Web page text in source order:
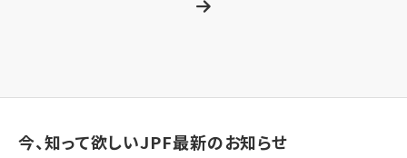
今、知って欲しいJPF最新のお知らせ